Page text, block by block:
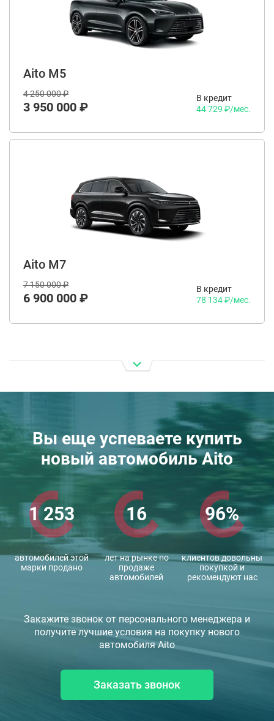
Aito M5
4 250 000 ₽
3 950 000 ₽
В кредит
44 729 ₽/мес.
Aito M7
7 150 000 ₽
6 900 000 ₽
В кредит
78 134 ₽/мес.
Вы еще успеваете купить
новый автомобиль Aito
1 253
автомобилей этой
марки продано
16
лет на рынке по
продаже
автомобилей
96%
клиентов довольны
покупкой и
рекомендуют нас
Закажите звонок от персонального менеджера и
получите лучшие условия на покупку нового
автомобиля Aito
Заказать звонок